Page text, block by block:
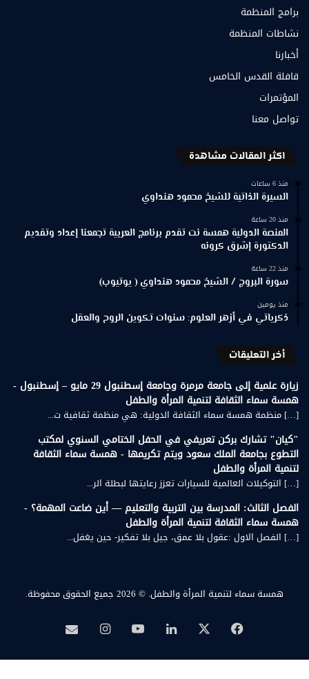
برامج المنظمة
نشاطات المنظمة
أخبارنا
قافلة القدس الخامس
المؤتمرات
تواصل معنا
اكثر المقالات مشاهدة
منذ 6 ساعات
السيرة الذاتية للشيخ محمود هنداوي
منذ 20 ساعة
المنصة الدولية همسة نت تقدم برنامج العربية تجمعنا إعداد وتقديم
الدكتورة إشرق كرونه
منذ 22 ساعة
سورة البروج / الشيخ محمود هنداوي ( يوتيوب)
منذ يومين
ذكرياتي في أزهر العلوم: سنوات تكوين الروح والعقل
أخر التعليقات
زيارة علمية إلى جامعة مرمرة وجامعة إسطنبول 29 مايو – إسطنبول -
همسة سماء الثقافة لتنمية المرأة والطفل
[…] منظمة همسة سماء الثقافة الدولية: هي منظمة ثقافية ت...
"كيان" تشارك بركن تعريفي في الحفل الختامي السنوي لمكتب
التطوع بجامعة الملك سعود ويتم تكريمها - همسة سماء الثقافة
لتنمية المرأة والطفل
[…] التوكيلات العالمية للسيارات تعزز رعايتها لبطلة الر...
الفصل الثالث: المدرسة بين التربية والتعليم — أين ضاعت المهمة؟ -
همسة سماء الثقافة لتنمية المرأة والطفل
[…] الفصل الاول :عقول بلا عمق، جيل بلا تفكير- حين يغفل...
همسة سماء لتنمية المرأة والطفل. © 2026 جميع الحقوق محفوظة.
فيسبوك لينكدإن‫YouTubeانستقرامبريد
همسة